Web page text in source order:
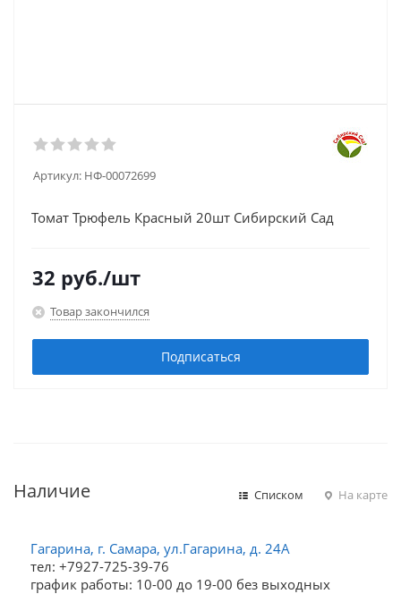
Артикул: НФ-00072699
Томат Трюфель Красный 20шт Сибирский Сад
32 руб./шт
Товар закончился
Подписаться
Наличие Списком На карте
Гагарина, г. Самара, ул.Гагарина, д. 24А
тел: +7927-725-39-76
график работы: 10-00 до 19-00 без выходных